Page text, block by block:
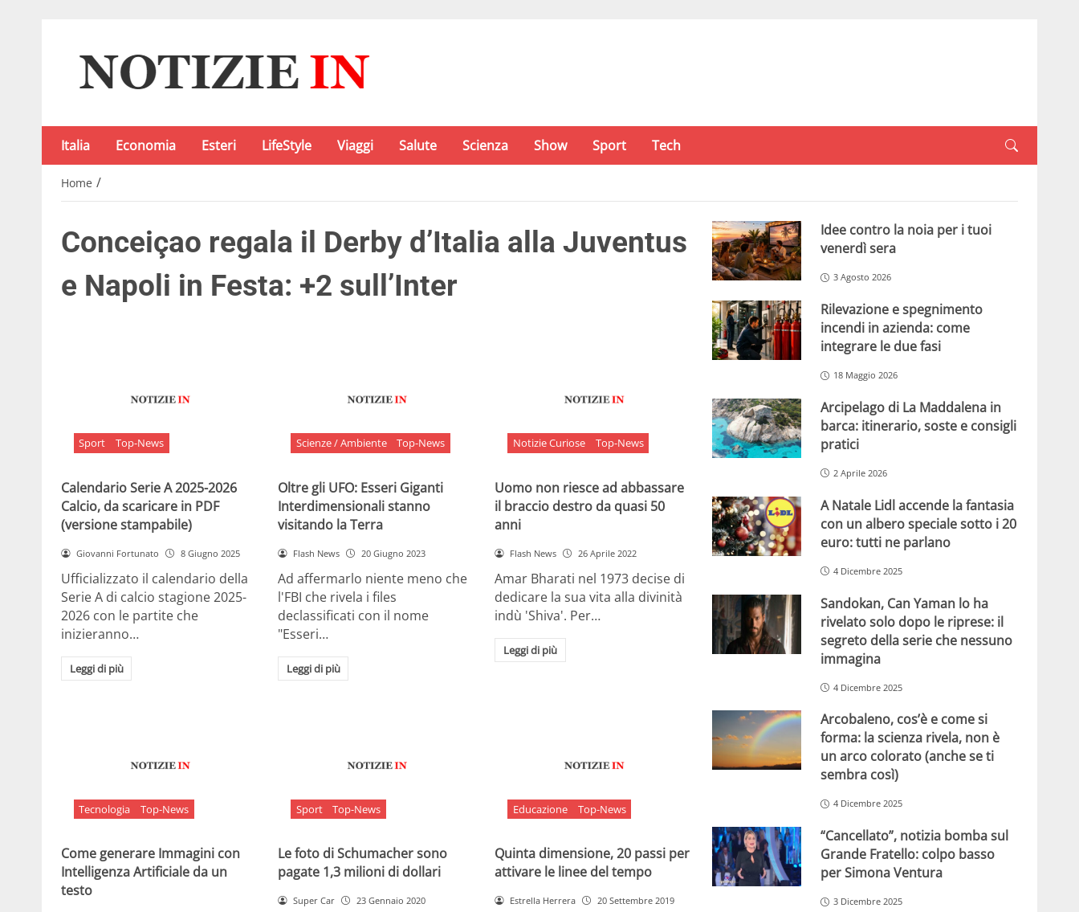
Italia Economia Esteri LifeStyle Viaggi Salute Scienza Show Sport Tech
Home /
Conceiçao regala il Derby d’Italia alla Juventus
e Napoli in Festa: +2 sull’Inter
Sport Top-News
Calendario Serie A 2025-2026
Calcio, da scaricare in PDF
(versione stampabile)
Giovanni Fortunato 8 Giugno 2025
Ufficializzato il calendario della
Serie A di calcio stagione 2025-
2026 con le partite che
inizieranno…
Leggi di più
Scienze / Ambiente Top-News
Oltre gli UFO: Esseri Giganti
Interdimensionali stanno
visitando la Terra
Flash News 20 Giugno 2023
Ad affermarlo niente meno che
l'FBI che rivela i files
declassificati con il nome
"Esseri…
Leggi di più
Notizie Curiose Top-News
Uomo non riesce ad abbassare
il braccio destro da quasi 50
anni
Flash News 26 Aprile 2022
Amar Bharati nel 1973 decise di
dedicare la sua vita alla divinità
indù 'Shiva'. Per…
Leggi di più
Tecnologia Top-News
Come generare Immagini con
Intelligenza Artificiale da un
testo
Sport Top-News
Le foto di Schumacher sono
pagate 1,3 milioni di dollari
Super Car 23 Gennaio 2020
Educazione Top-News
Quinta dimensione, 20 passi per
attivare le linee del tempo
Estrella Herrera 20 Settembre 2019
Idee contro la noia per i tuoi
venerdì sera
3 Agosto 2026
Rilevazione e spegnimento
incendi in azienda: come
integrare le due fasi
18 Maggio 2026
Arcipelago di La Maddalena in
barca: itinerario, soste e consigli
pratici
2 Aprile 2026
A Natale Lidl accende la fantasia
con un albero speciale sotto i 20
euro: tutti ne parlano
4 Dicembre 2025
Sandokan, Can Yaman lo ha
rivelato solo dopo le riprese: il
segreto della serie che nessuno
immagina
4 Dicembre 2025
Arcobaleno, cos’è e come si
forma: la scienza rivela, non è
un arco colorato (anche se ti
sembra così)
4 Dicembre 2025
“Cancellato”, notizia bomba sul
Grande Fratello: colpo basso
per Simona Ventura
3 Dicembre 2025